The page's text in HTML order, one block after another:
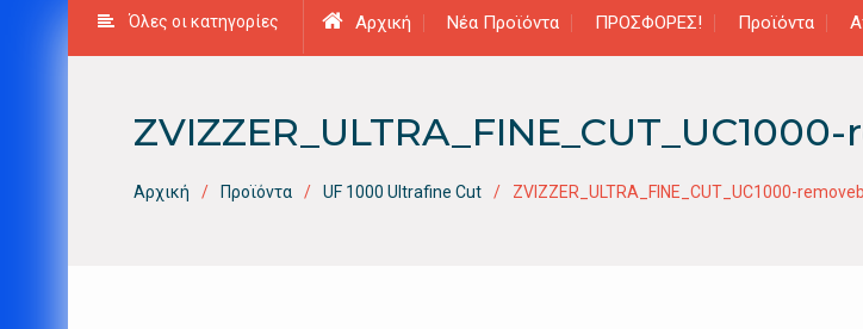
Όλες οι κατηγορίες Αρχική Νέα Προϊόντα ΠΡΟΣΦΟΡΕΣ! Προϊόντα
Αρχική Προϊόντα UF 1000 Ultrafine Cut ZVIZZER_ULTRA_FINE_CUT_UC1000-